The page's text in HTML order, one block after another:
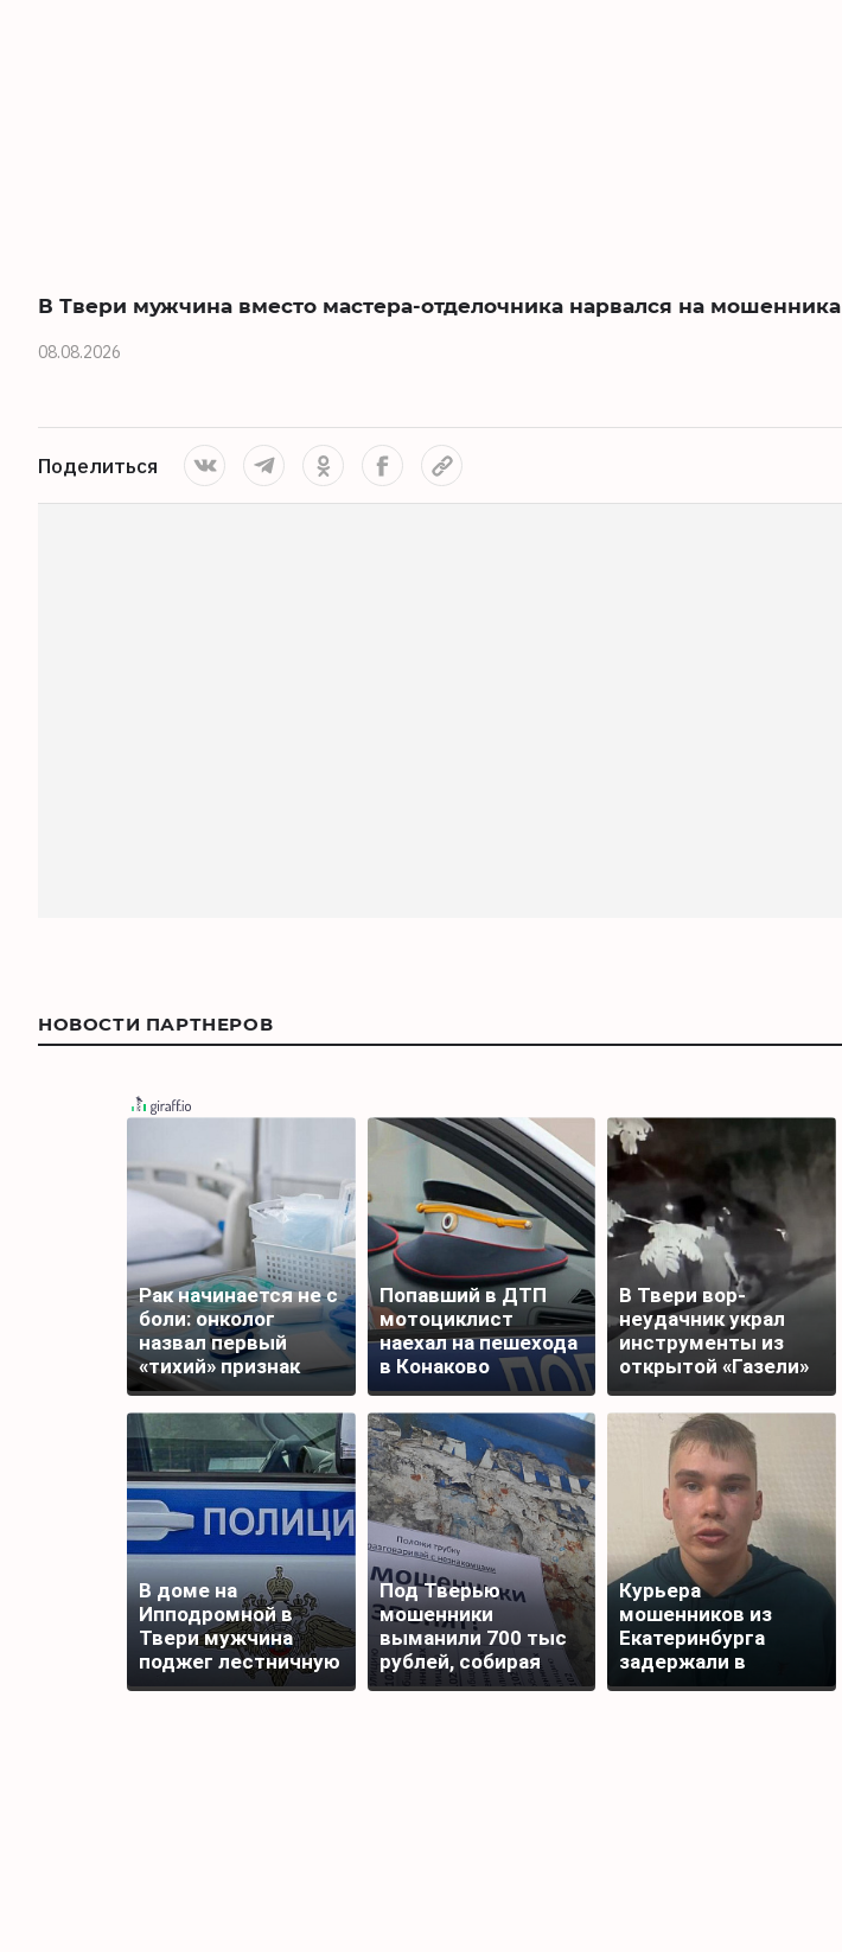
В Твери мужчина вместо мастера-отделочника нарвался на мошенника
08.08.2026
Поделиться
НОВОСТИ ПАРТНЕРОВ
Рак начинается не с
боли: онколог
назвал первый
«тихий» признак
болезни
Попавший в ДТП
мотоциклист
наехал на пешехода
в Конаково
В Твери вор-
неудачник украл
инструменты из
открытой «Газели»
и лишился добычи
В доме на
Ипподромной в
Твери мужчина
поджег лестничную
площадку
Под Тверью
мошенники
выманили 700 тыс
рублей, собирая
подписи для
Курьера
мошенников из
Екатеринбурга
задержали в
Редкино Тверской